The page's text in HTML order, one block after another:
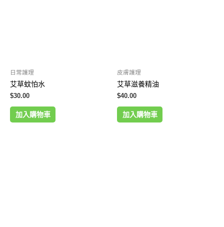
日常護理
艾草蚊怕水
$30.00
加入購物車
皮膚護理
艾草滋養精油
$40.00
加入購物車